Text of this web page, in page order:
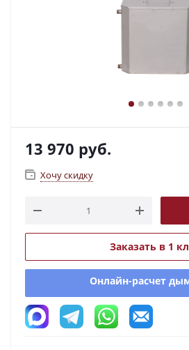
13 970 руб.
Хочу скидку
Заказать в 1
Онлайн-расчет